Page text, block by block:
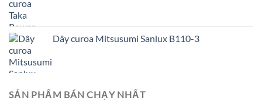
Dây curoa Mitsusumi Sanlux B110-3
SẢN PHẨM BÁN CHẠY NHẤT